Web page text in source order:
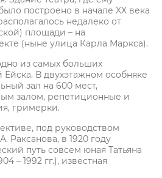
построено в начале XX века
недалеко от
площади – на
(ныне улица Карла Маркса).
из самых больших
В двухэтажном особняке
зал на 600 мест,
залом, репетиционные и
гримерки.
под руководством
Раксанова, в 1920 году
путь совсем юная Татьяна
– 1992 гг.), известная